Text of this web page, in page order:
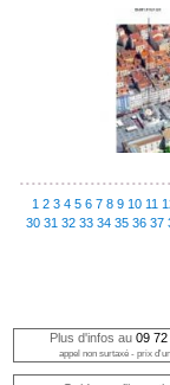
1 2 3 4 5 6 7 8 9 10 11
30 31 32 33 34 35 36 37
Plus d'infos au 09
appel non surtaxé - prix